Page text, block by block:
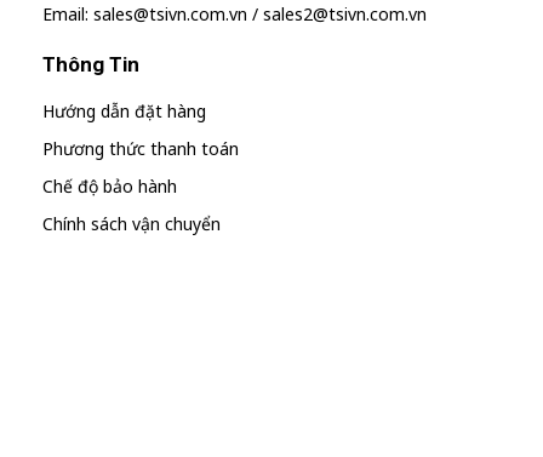
Email: sales@tsivn.com.vn / sales2@tsivn.com.vn
Thông Tin
Hướng dẫn đặt hàng
Phương thức thanh toán
Chế độ bảo hành
Chính sách vận chuyển